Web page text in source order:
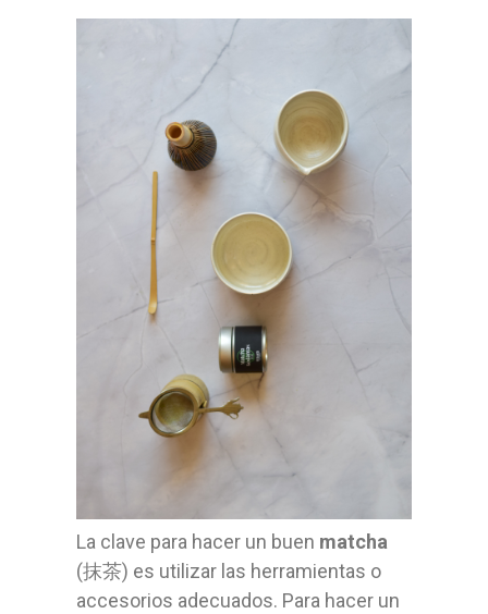
La clave para hacer un buen matcha
(抹茶) es utilizar las herramientas o
accesorios adecuados. Para hacer un